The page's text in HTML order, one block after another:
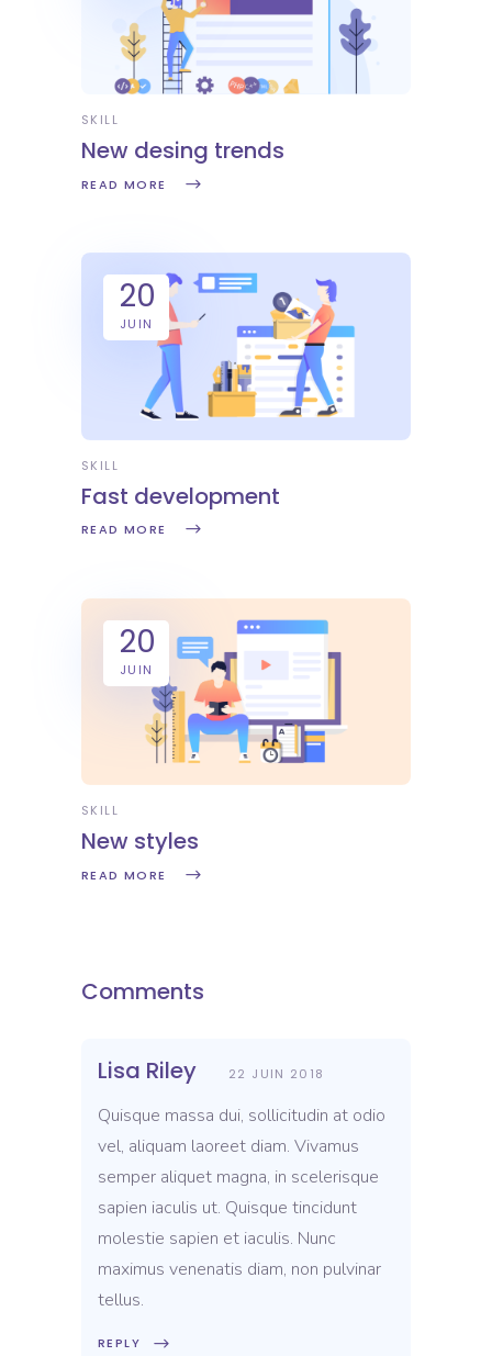
SKILL
New desing trends
READ MORE
20
JUIN
SKILL
Fast development
READ MORE
20
JUIN
SKILL
New styles
READ MORE
Comments
Lisa Riley 22 JUIN 2018
Quisque massa dui, sollicitudin at odio
vel, aliquam laoreet diam. Vivamus
semper aliquet magna, in scelerisque
sapien iaculis ut. Quisque tincidunt
molestie sapien et iaculis. Nunc
maximus venenatis diam, non pulvinar
tellus.
REPLY